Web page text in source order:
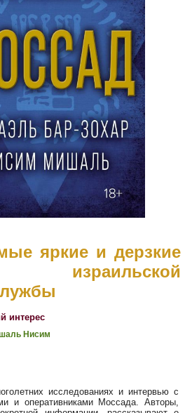
яркие и дерзкие
израильской
интерес
Нисим
исследованиях и интервью с
и оперативниками Моссада. Авторы,